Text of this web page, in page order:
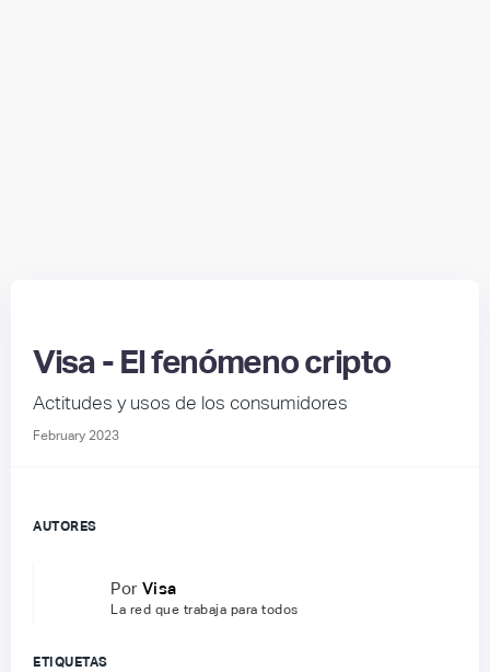
Visa - El fenómeno cripto
Actitudes y usos de los consumidores
February 2023
AUTORES
Por Visa
La red que trabaja para todos
ETIQUETAS